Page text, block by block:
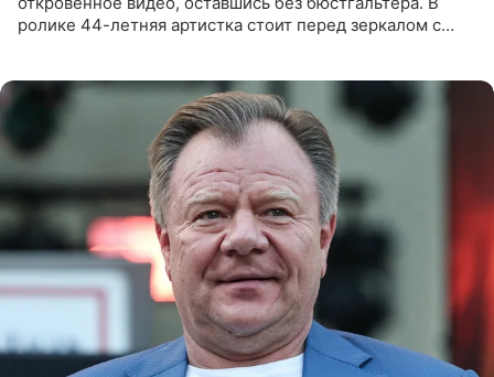
ролике 44-летняя артистка стоит перед зеркалом с